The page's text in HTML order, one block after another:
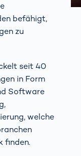
befähigt,
zu
seit 40
in Form
Software
welche
finden.